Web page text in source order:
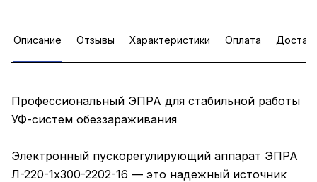
Описание Отзывы Характеристики Оплата
Профессиональный ЭПРА для стабильной работы
УФ-систем обеззараживания
Электронный пускорегулирующий аппарат ЭПРА
Л-220-1х300-2202-16 — это надежный источник